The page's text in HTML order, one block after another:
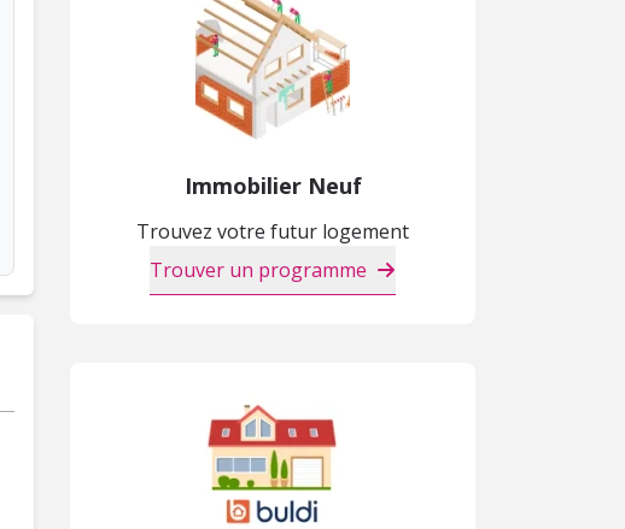
Immobilier Neuf
Trouvez votre futur logement
Trouver un programme